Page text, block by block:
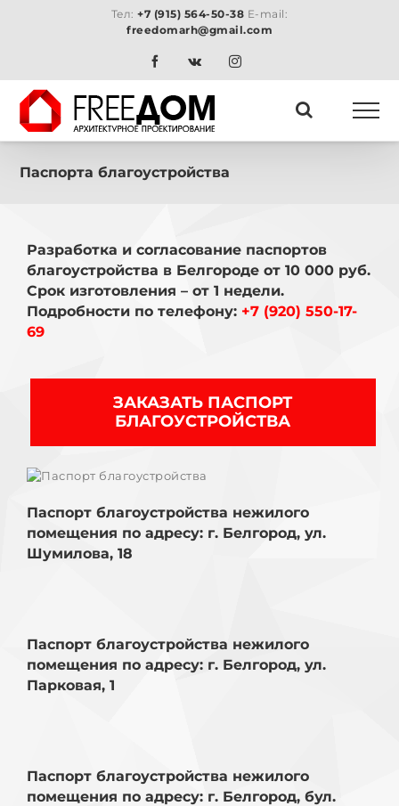
Тел:+7 (915) 564-50-38 E-mail:
freedomarh@gmail.com
FacebookVk Instagram
Паспорта благоустройства
Разработка и согласование паспортов
благоустройства в Белгороде от 10 000 руб.
Срок изготовления – от 1 недели.
Подробности по телефону: +7 (920) 550-17-
69
ЗАКАЗАТЬ ПАСПОРТ
БЛАГОУСТРОЙСТВА
Паспорт благоустройства нежилого
Шумилова, 18
Паспорт благоустройства нежилого
помещения по адресу: г. Белгород, ул.
Шумилова, 18
Парковая, 1
Паспорт благоустройства нежилого
помещения по адресу: г. Белгород, ул.
Парковая, 1
Свято-Троицкий, д. 7
Паспорт благоустройства нежилого
помещения по адресу: г. Белгород, бул.